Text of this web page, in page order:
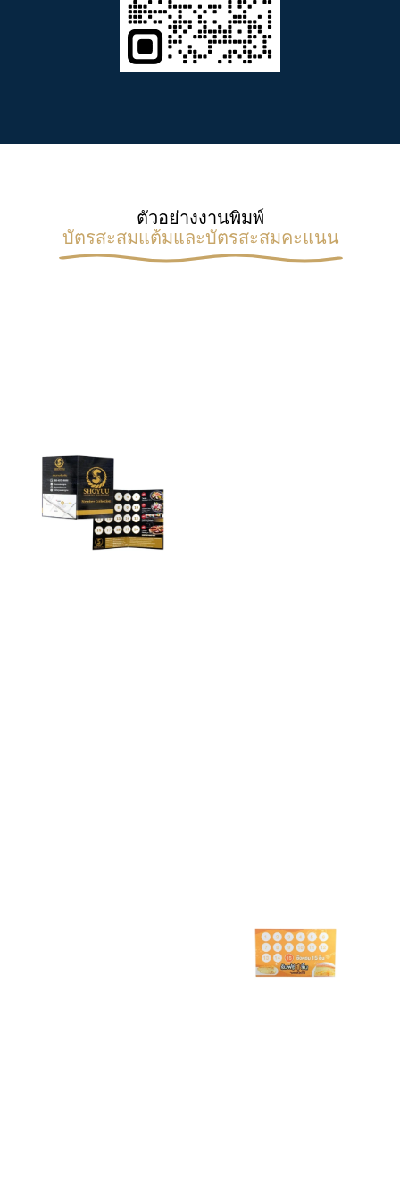
ตัวอย่างงานพิมพ์
บัตรสะสมแต้มและบัตรสะสมคะแนน